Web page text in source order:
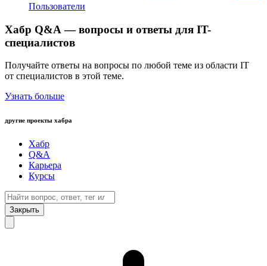
Пользователи
Хабр Q&A — вопросы и ответы для IT-
специалистов
Получайте ответы на вопросы по любой теме из области IT
от специалистов в этой теме.
Узнать больше
другие проекты хабра
Хабр
Q&A
Карьера
Курсы
Закрыть